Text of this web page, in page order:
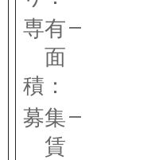
専有
面
積：
–
募集
賃
–